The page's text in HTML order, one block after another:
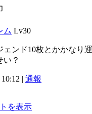
ム Lv30
ェンド10枚とかかなり
い？
| 通報
を表示